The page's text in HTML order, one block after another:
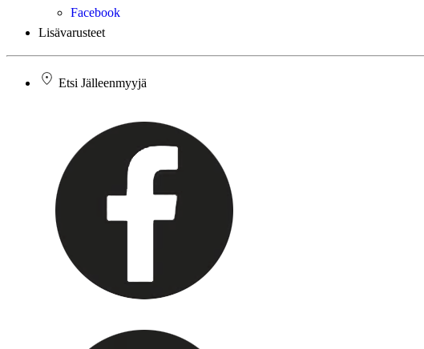
Facebook
Lisävarusteet
Etsi Jälleenmyyjä